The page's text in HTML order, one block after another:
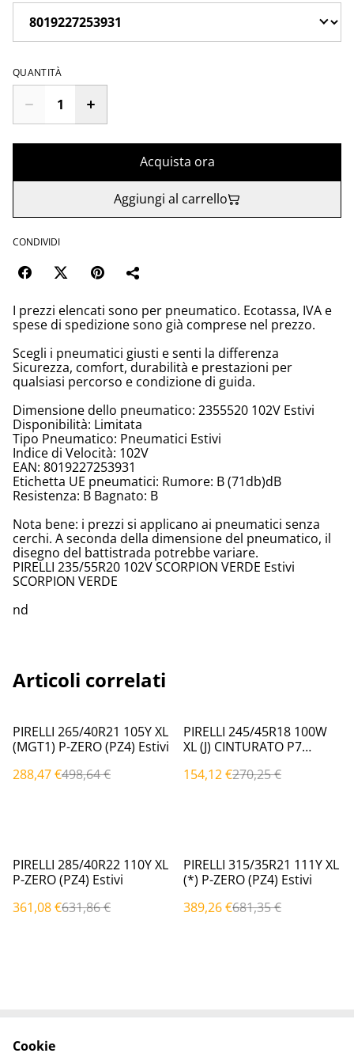
QUANTITÀ
Acquista ora
Aggiungi al carrello
CONDIVIDI
I prezzi elencati sono per pneumatico. Ecotassa, IVA e
spese di spedizione sono già comprese nel prezzo.
Scegli i pneumatici giusti e senti la differenza
Sicurezza, comfort, durabilità e prestazioni per
qualsiasi percorso e condizione di guida.
Dimensione dello pneumatico: 2355520 102V Estivi
Disponibilità: Limitata
Tipo Pneumatico: Pneumatici Estivi
Indice di Velocità: 102V
EAN: 8019227253931
Etichetta UE pneumatici: Rumore: B (71db)dB
Resistenza: B Bagnato: B
Nota bene: i prezzi si applicano ai pneumatici senza
cerchi. A seconda della dimensione del pneumatico, il
disegno del battistrada potrebbe variare.
PIRELLI 235/55R20 102V SCORPION VERDE Estivi
SCORPION VERDE
nd
Articoli correlati
%
PIRELLI 265/40R21 105Y XL
(MGT1) P-ZERO (PZ4) Estivi
288,47 €498,64 €
%
PIRELLI 245/45R18 100W
XL (J) CINTURATO P7
154,12 €270,25 €
%
PIRELLI 285/40R22 110Y XL
P-ZERO (PZ4) Estivi
361,08 €631,86 €
%
PIRELLI 315/35R21 111Y XL
(*) P-ZERO (PZ4) Estivi
389,26 €681,35 €
Cookie